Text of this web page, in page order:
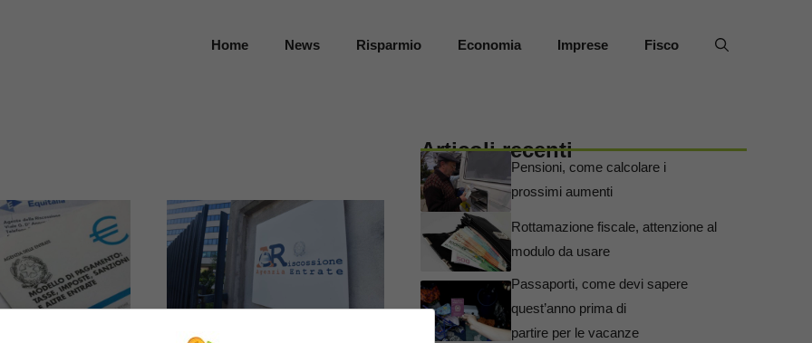
Home News Risparmio Economia Imprese Fisco
Articoli recenti
Pensioni, come calcolare i
prossimi aumenti
Rottamazione fiscale, attenzione al
modulo da usare
Passaporti, come devi sapere
quest’anno prima di
partire per le vacanze